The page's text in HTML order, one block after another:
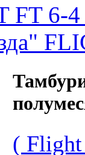
FT 6-
(